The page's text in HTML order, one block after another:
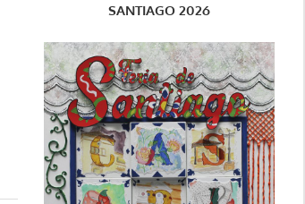
SANTIAGO 2026